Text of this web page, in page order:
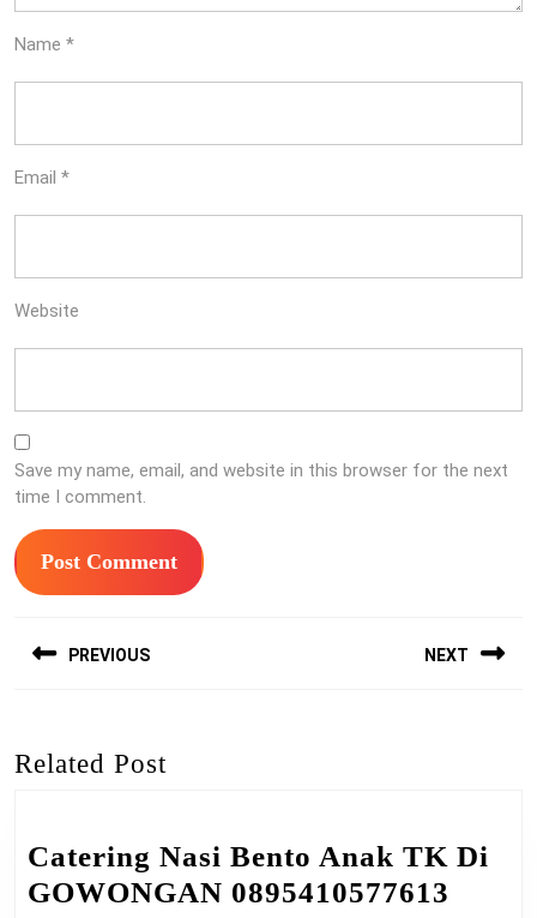
Name *
Email *
Website
Save my name, email, and website in this browser for the next
time I comment.
navigation
PREVIOUS NEXT
Related Post
Catering Nasi Bento Anak TK Di
GOWONGAN 0895410577613